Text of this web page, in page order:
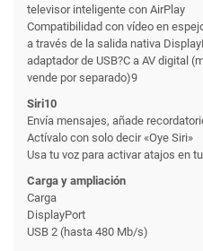
televisor inteligente con AirPlay
Compatibilidad con vídeo en
a través de la salida nativa
adaptador de USB?C a AV digital
vende por separado)9
Siri10
Envía mensajes, añade
Actívalo con solo decir «Oye Siri»
Usa tu voz para activar atajos en
Carga y ampliación
Carga
DisplayPort
USB 2 (hasta 480 Mb/s)